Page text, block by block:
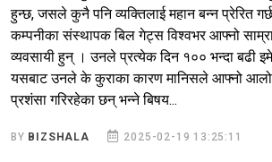
हुन्छ, जसले कुनै पनि व्यक्तिलाई महान बन्न प्रेरित
कम्पनीका संस्थापक बिल गेट्स विश्वभर आफ्नो
व्यवसायी हुन् । उनले प्रत्येक दिन १०० भन्दा बढी
यसबाट उनले के कुराका कारण मानिसले आफ्नो
प्रशंसा गरिरहेका छन् भन्ने बिषय...
BY BIZSHALA 2025-02-19 13:25:11